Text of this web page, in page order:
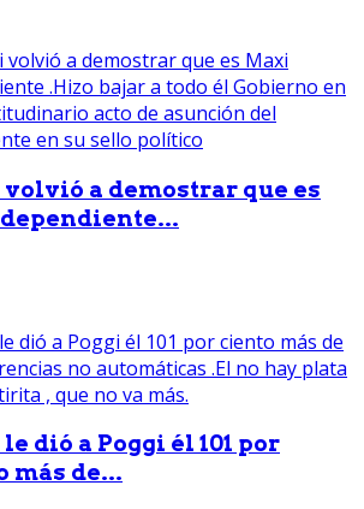
volvió a demostrar que es
dió a Poggi él 101 por
más de...